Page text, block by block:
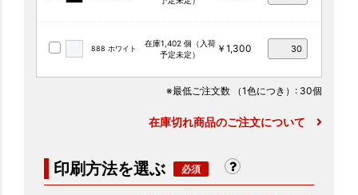
888 ホワイト
在庫1,402 個（入荷
予定未定）
￥1,300
※最低ご注文数 （1色につき） : 30個
在庫切れ商品のご注文について
印刷方法を選ぶ